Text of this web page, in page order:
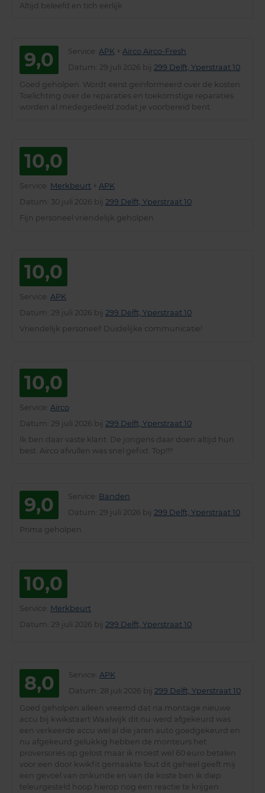
Altijd beleefd en tich eerlijk
9,0 Service APK + Airco Airco-Fresh
Datum
: 29 juli 2026 bij 299 Delft, Yperstraat 10
Goed geholpen. Wordt eerst geinformeerd over de kosten.
Toelichting over de reparaties en toekomstige reparaties
worden al medegedeeld zodat je voorbereid bent.
10,0
Service Merkbeurt + APK
Datum : 30 juli 2026 bij 299 Delft, Yperstraat 10
Fijn personeel vriendelijk geholpen
10,0
Service APK
Datum
: 29 juli 2026 bij 299 Delft, Yperstraat 10
Vriendelijk personeel! Duidelijke communicatie!
10,0
Service Airco
Datum
: 29 juli 2026 bij 299 Delft, Yperstraat 10
Ik ben daar vaste klant. De jongens daar doen altijd hun
best. Airco afvullen was snel gefixt. Top!!!!
9,0 Service Banden
Datum
: 29 juli 2026 bij 299 Delft, Yperstraat 10
Prima geholpen
10,0
Service Merkbeurt
Datum
: 29 juli 2026 bij 299 Delft, Yperstraat 10
8,0 Service APK
Datum
: 28 juli 2026 bij 299 Delft, Yperstraat 10
Goed geholpen alleen vreemd dat na montage nieuwe
accu bij kwikstaart Waalwijk dit nu werd afgekeurd was
een verkeerde accu wel al die jaren auto goedgekeurd en
nu afgekeurd gelukkig hebben de monteurs het
proversories op gelost maar ik moest wel 60 euro betalen
voor een door kwikfit gemaakte fout dit geheel geeft mij
een gevoel van onkunde en van de koste ben ik diep
teleurgesteld hoop hierop nog een reactie te krijgen